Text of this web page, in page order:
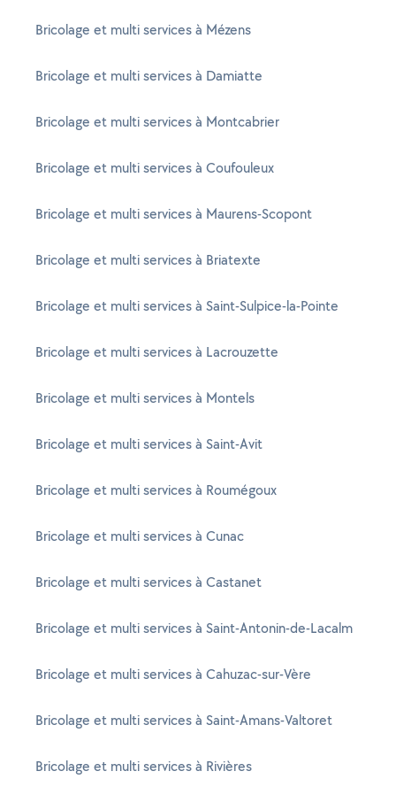
Bricolage et multi services à Mézens
Bricolage et multi services à Damiatte
Bricolage et multi services à Montcabrier
Bricolage et multi services à Coufouleux
Bricolage et multi services à Maurens-Scopont
Bricolage et multi services à Briatexte
Bricolage et multi services à Saint-Sulpice-la-Pointe
Bricolage et multi services à Lacrouzette
Bricolage et multi services à Montels
Bricolage et multi services à Saint-Avit
Bricolage et multi services à Roumégoux
Bricolage et multi services à Cunac
Bricolage et multi services à Castanet
Bricolage et multi services à Saint-Antonin-de-Lacalm
Bricolage et multi services à Cahuzac-sur-Vère
Bricolage et multi services à Saint-Amans-Valtoret
Bricolage et multi services à Rivières